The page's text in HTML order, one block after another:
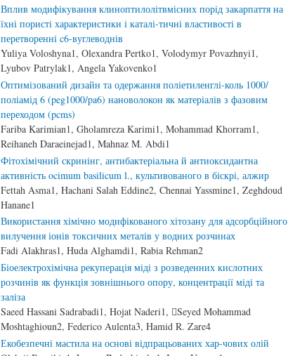
Вплив модифікування клиноптилолітвмісних порід закарпаття на
їхні пористі характеристики і каталі-тичні властивості в
перетворенні c6-вуглеводнів
Yuliya Voloshyna1, Olexandra Pertko1, Volodymyr Povazhnyi1,
Lyubov Patrylak1, Angela Yakovenko1
Оптимізований дизайн та одержання поліетиленглі-коль 1000/
поліамід 6 (peg1000/pa6) нановолокон як матеріалів з фазовим
переходом (pcms)
Fariba Karimian1, Gholamreza Karimi1, Mohammad Khorram1,
Reihaneh Daraeinejad1, Mahnaz M. Abdi1
Фітохімічний скринінг, антибактеріальна й антиоксидантна
активність ocimum basilicum l., культивованого в біскрі, алжир
Fettah Asma1, Hachani Salah Eddine2, Chennai Yassmine1, Zeghdoud
Hanane1
Використання хімічно модифікованого хітозану для адсорбційного
вилучення іонів токсичних металів у водних розчинах
Fadi Alakhras1, Huda Alghamdi1, Rabia Rehman2
Біоелектрохімічна рекуперація міді з розведенних кислотних
розчинів як функція зовнішнього опору, концентрації міді та
заліза
Saeed Hassani Sadrabadi1, Hojat Naderi1, Seyed Mohammad
Moshtaghioun2, Federico Aulenta3, Hamid R. Zare4
Екобезпечні мастила на основі відпрацьованих хар-чових олій